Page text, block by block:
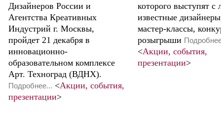
Дизайнеров России и
Агентства Креативных
Индустрий г. Москвы,
пройдет 21 декабря в
инновационно-
образовательном комплексе
Арт. Техноград (ВДНХ).
Подробнее... <Акции, события,
презентации>
которого выступят с
известные
мастер-классы,
розыгрыши
<Акции, события,
презентации>